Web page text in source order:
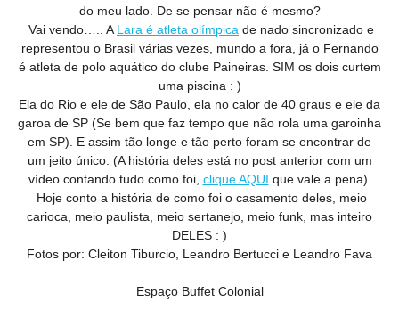
do meu lado. De se pensar não é mesmo?
Vai vendo….. A Lara é atleta olímpica de nado sincronizado e
representou o Brasil várias vezes, mundo a fora, já o Fernando
é atleta de polo aquático do clube Paineiras. SIM os dois curtem
uma piscina : )
Ela do Rio e ele de São Paulo, ela no calor de 40 graus e ele da
garoa de SP (Se bem que faz tempo que não rola uma garoinha
em SP). E assim tão longe e tão perto foram se encontrar de
um jeito único. (A história deles está no post anterior com um
vídeo contando tudo como foi, clique AQUI que vale a pena).
Hoje conto a história de como foi o casamento deles, meio
carioca, meio paulista, meio sertanejo, meio funk, mas inteiro
DELES : )
Fotos por: Cleiton Tiburcio, Leandro Bertucci e Leandro Fava
Espaço Buffet Colonial